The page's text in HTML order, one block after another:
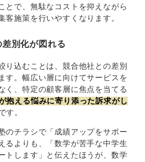
とで、無駄なコストを抑えながら
客施策を行いやすくなります。
別化が図れる
り込むことは、競合他社との差別
す。幅広い層に向けてサービスを
く、特定の顧客層に焦点を当てる
抱える悩みに寄り添った訴求がし
す。
のチラシで「成績アップをサポー
るよりも、「数学が苦手な中学生
トします」と伝えたほうが、数学